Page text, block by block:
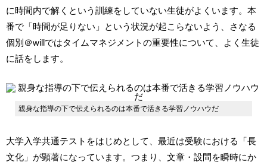
に時間内で解くという訓練をしていない生徒がよくいます。本
番で「時間が足りない」という状況が起こらないよう、さなる
個別 ＠willではタイムマネジメントの重要性について、よく生徒
に話をします。
親身な指導の下で伝えられるのは本番で活きる学習ノウハウだ
大学入学共通テストをはじめとして、最近は受験における「長
文化」が顕著になっています。つまり、文章・設問を瞬時にか